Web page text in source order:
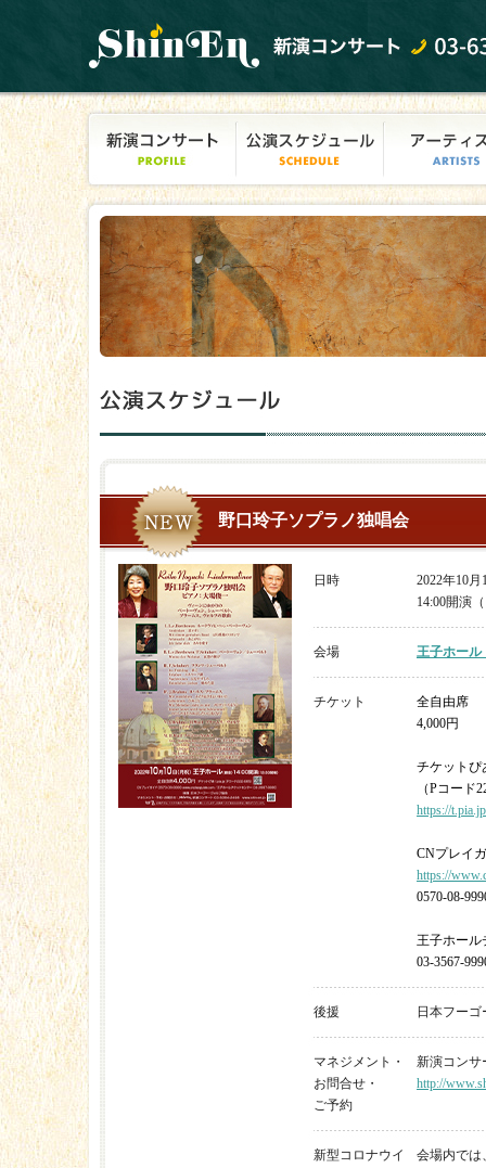
野口玲子ソプラノ独唱会
日時
2022年10
14:00開演
会場 王子ホール
チケット
全自由席
4,000円
チケットぴ
（Pコード
https://
CNプレイ
https://
0570-08-
王子ホール
03-3567-
後援 日本フー
マネジメント・
お問合せ・
ご予約
新演コンサ
http://
新型コロナウイ
会場内では